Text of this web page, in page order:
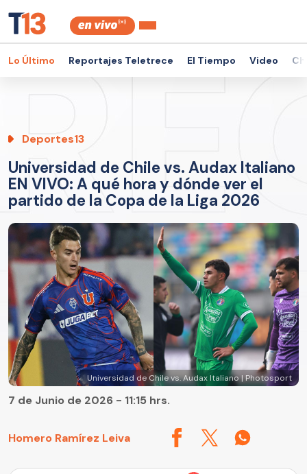
Lo Último Reportajes Teletrece El Tiempo Video
Deportes13
Universidad de Chile vs. Audax Italiano
EN VIVO: A qué hora y dónde ver el
partido de la Copa de la Liga 2026
Universidad de Chile vs. Audax Italiano | Photosport
Homero Ramírez Leiva
7 de Junio de 2026 - 11:15 hrs.